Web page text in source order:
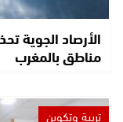
الأرصاد الجوية
مناطق بالمغرب
تربية وتكوين